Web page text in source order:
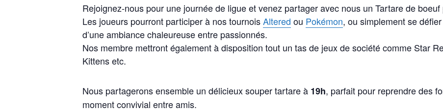
Rejoignez-nous pour une journée de ligue et venez partager avec nous un Tartare de
Les joueurs pourront participer à nos tournoisAltered ou Pokémon, ou simplement se
d’une ambiance chaleureuse entre passionnés.
Nos membre mettront également à disposition tout un tas de jeux de société comme Star
Kittens etc.
Nous partagerons ensemble un délicieux souper tartare à 19h, parfait pour reprendre des
moment convivial entre amis.